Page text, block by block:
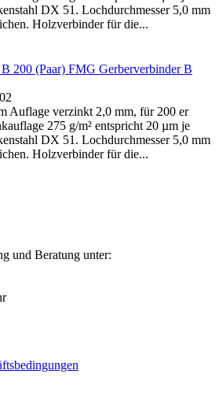
DX 51. Lochdurchmesser 5,0 mm
Holzverbinder für die...
FMG Gerberverbinder B
Auflage verzinkt 2,0 mm, für 200 er
275 g/m² entspricht 20 µm je
DX 51. Lochdurchmesser 5,0 mm
Holzverbinder für die...
und Beratung unter: